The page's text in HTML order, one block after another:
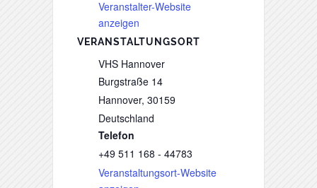
VERANSTALTUNGSORT
VHS Hannover
Burgstraße 14
Hannover, 30159
Deutschland
Telefon
+49 511 168 - 44783
Veranstaltungsort-Website
Veranstalter-Website
anzeigen